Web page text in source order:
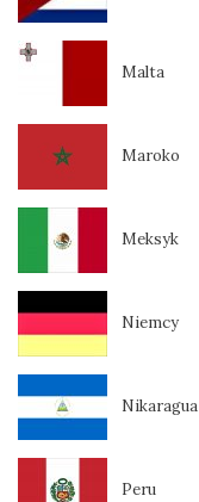
Malta
Maroko
Meksyk
Niemcy
Nikaragua
Peru